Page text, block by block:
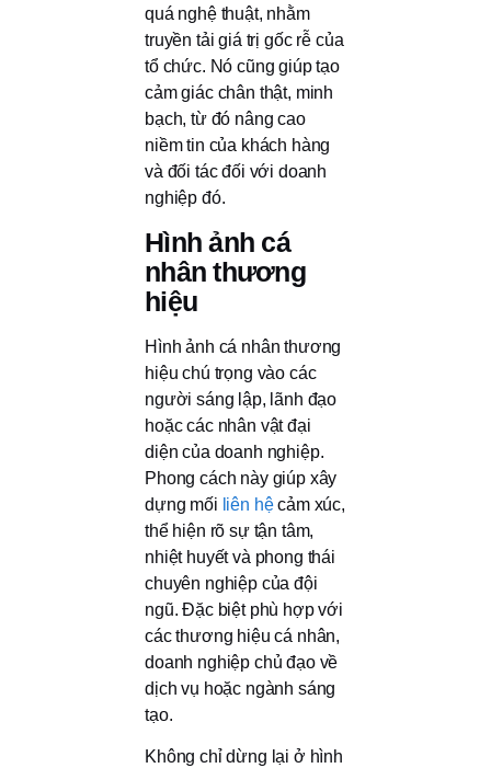
quá nghệ thuật, nhằm
truyền tải giá trị gốc rễ của
tổ chức. Nó cũng giúp tạo
cảm giác chân thật, minh
bạch, từ đó nâng cao
niềm tin của khách hàng
và đối tác đối với doanh
nghiệp đó.
Hình ảnh cá
nhân thương
hiệu
Hình ảnh cá nhân thương
hiệu chú trọng vào các
người sáng lập, lãnh đạo
hoặc các nhân vật đại
diện của doanh nghiệp.
Phong cách này giúp xây
dựng mối liên hệcảm xúc,
thể hiện rõ sự tận tâm,
nhiệt huyết và phong thái
chuyên nghiệp của đội
ngũ. Đặc biệt phù hợp với
các thương hiệu cá nhân,
doanh nghiệp chủ đạo về
dịch vụ hoặc ngành sáng
tạo.
Không chỉ dừng lại ở hình